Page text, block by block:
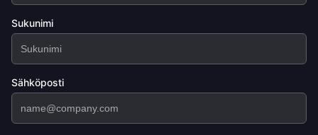
Sukunimi
Sähköposti